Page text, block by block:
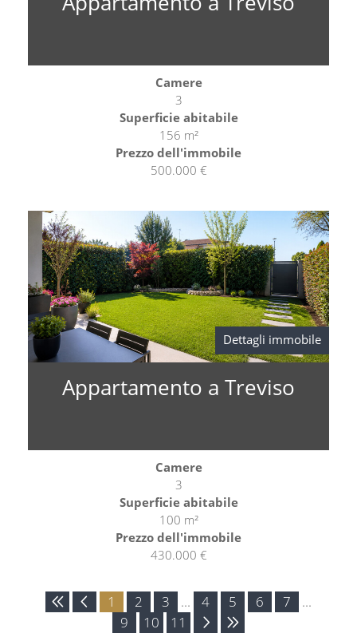
Camere
3
Superficie abitabile
156 m²
Prezzo dell'immobile
500.000 €
Dettagli immobile
Appartamento a Treviso
Camere
3
Superficie abitabile
100 m²
Prezzo dell'immobile
430.000 €
1 2 3 ... 4 5 6 7
...
9
10 11